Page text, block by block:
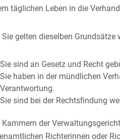
täglichen Leben in die
Sie gelten dieselben
Sie sind an Gesetz und Recht
Sie haben in der mündlichen
Verantwortung.
Sie sind bei der Rechtsfindung
Kammern der
Richterinnen oder